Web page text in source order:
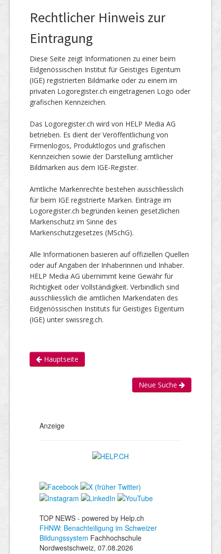
Rechtlicher Hinweis zur
Eintragung
Diese Seite zeigt Informationen zu einer beim
Eidgenössischen Institut für Geistiges Eigentum
(IGE) registrierten Bildmarke oder zu einem im
privaten Logoregister.ch eingetragenen Logo oder
grafischen Kennzeichen.
Das Logoregister.ch wird von HELP Media AG
betrieben. Es dient der Veröffentlichung von
Firmenlogos, Produktlogos und grafischen
Kennzeichen sowie der Darstellung amtlicher
Bildmarken aus dem IGE-Register.
Amtliche Markenrechte bestehen ausschliesslich
für beim IGE registrierte Marken. Einträge im
Logoregister.ch begründen keinen gesetzlichen
Markenschutz im Sinne des
Markenschutzgesetzes (MSchG).
Alle Informationen basieren auf offiziellen Quellen
oder auf Angaben der Inhaberinnen und Inhaber.
HELP Media AG übernimmt keine Gewähr für
Richtigkeit oder Vollständigkeit. Verbindlich sind
ausschliesslich die amtlichen Markendaten des
Eidgenössischen Instituts für Geistiges Eigentum
(IGE) unter swissreg.ch.
Hauptseite
Neue Suche